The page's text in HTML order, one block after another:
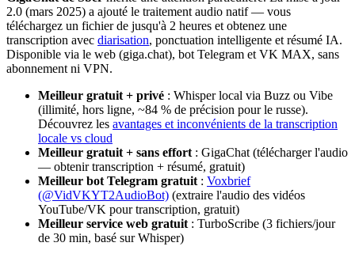
2.0 (mars 2025) a ajouté le traitement audio natif — vous
téléchargez un fichier de jusqu'à 2 heures et obtenez une
transcription avec diarisation, ponctuation intelligente et résumé IA.
Disponible via le web (giga.chat), bot Telegram et VK MAX, sans
abonnement ni VPN.
Meilleur gratuit + privé : Whisper local via Buzz ou Vibe
(illimité, hors ligne, ~84 % de précision pour le russe).
Découvrez les avantages et inconvénients de la transcription
locale vs cloud
Meilleur gratuit + sans effort : GigaChat (télécharger l'audio
— obtenir transcription + résumé, gratuit)
Meilleur bot Telegram gratuit : Voxbrief
(@VidVKYT2AudioBot) (extraire l'audio des vidéos
YouTube/VK pour transcription, gratuit)
Meilleur service web gratuit : TurboScribe (3 fichiers/jour
de 30 min, basé sur Whisper)